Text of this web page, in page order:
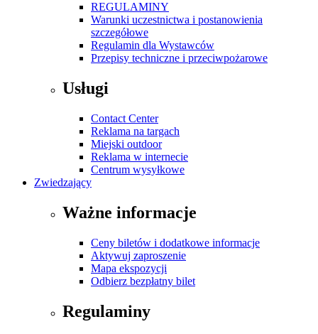
REGULAMINY
Warunki uczestnictwa i postanowienia
szczegółowe
Regulamin dla Wystawców
Przepisy techniczne i przeciwpożarowe
Usługi
Contact Center
Reklama na targach
Miejski outdoor
Reklama w internecie
Centrum wysyłkowe
Zwiedzający
Ważne informacje
Ceny biletów i dodatkowe informacje
Aktywuj zaproszenie
Mapa ekspozycji
Odbierz bezpłatny bilet
Regulaminy